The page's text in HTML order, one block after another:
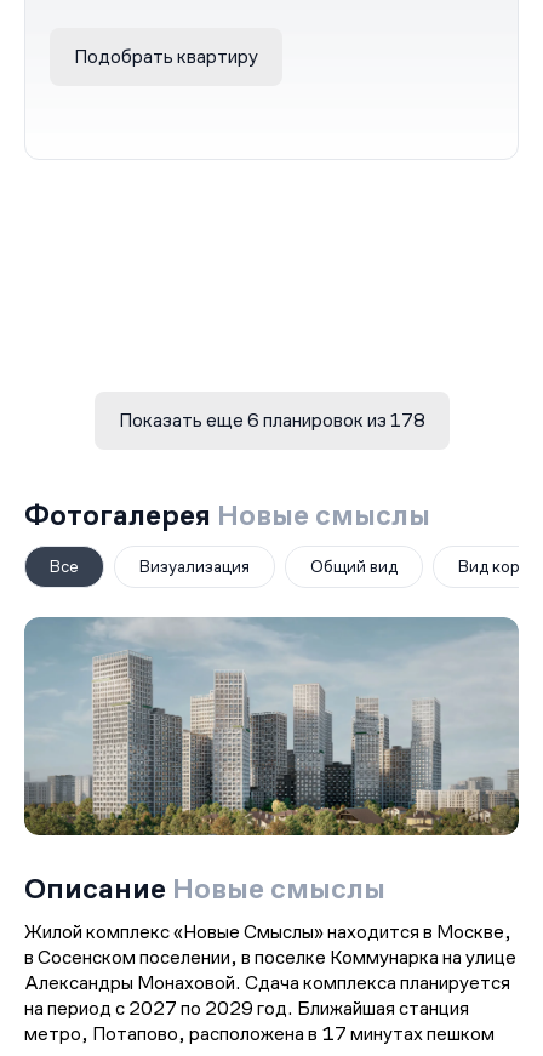
Подобрать квартиру
Показать еще 6 планировок из 178
Фотогалерея Новые смыслы
Все Визуализация Общий вид Вид
Описание Новые смыслы
Жилой комплекс «Новые Смыслы» находится в Москве,
в Сосенском поселении, в поселке Коммунарка на улице
Александры Монаховой. Сдача комплекса планируется
на период с 2027 по 2029 год. Ближайшая станция
метро, Потапово, расположена в 17 минутах пешком